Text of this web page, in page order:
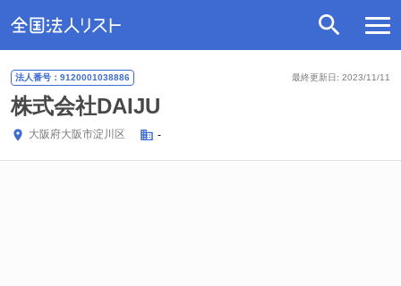
最終更新日: 2023/11/11
法人番号：9120001038886
株式会社DAIJU
大阪府大阪市淀川区 -